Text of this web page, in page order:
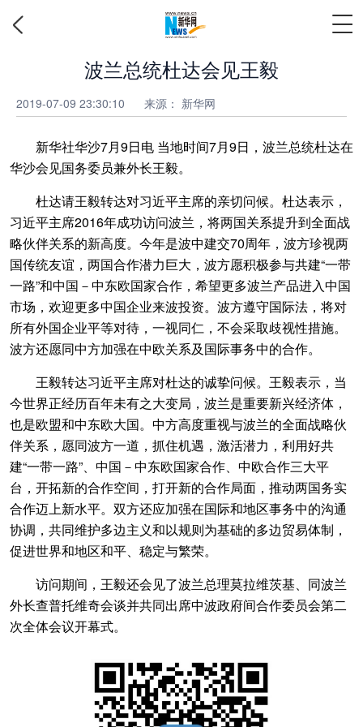
波兰总统杜达会见王毅
2019-07-09 23:30:10 来源： 新华网
新华社华沙7月9日电 当地时间7月9日，波兰总统杜达在
华沙会见国务委员兼外长王毅。
杜达请王毅转达对习近平主席的亲切问候。杜达表示，
习近平主席2016年成功访问波兰，将两国关系提升到全面战
略伙伴关系的新高度。今年是波中建交70周年，波方珍视两
国传统友谊，两国合作潜力巨大，波方愿积极参与共建“一带
一路”和中国－中东欧国家合作，希望更多波兰产品进入中国
市场，欢迎更多中国企业来波投资。波方遵守国际法，将对
所有外国企业平等对待，一视同仁，不会采取歧视性措施。
波方还愿同中方加强在中欧关系及国际事务中的合作。
王毅转达习近平主席对杜达的诚挚问候。王毅表示，当
今世界正经历百年未有之大变局，波兰是重要新兴经济体，
也是欧盟和中东欧大国。中方高度重视与波兰的全面战略伙
伴关系，愿同波方一道，抓住机遇，激活潜力，利用好共
建“一带一路”、中国－中东欧国家合作、中欧合作三大平
台，开拓新的合作空间，打开新的合作局面，推动两国务实
合作迈上新水平。双方还应加强在国际和地区事务中的沟通
协调，共同维护多边主义和以规则为基础的多边贸易体制，
促进世界和地区和平、稳定与繁荣。
访问期间，王毅还会见了波兰总理莫拉维茨基、同波兰
外长查普托维奇会谈并共同出席中波政府间合作委员会第二
次全体会议开幕式。